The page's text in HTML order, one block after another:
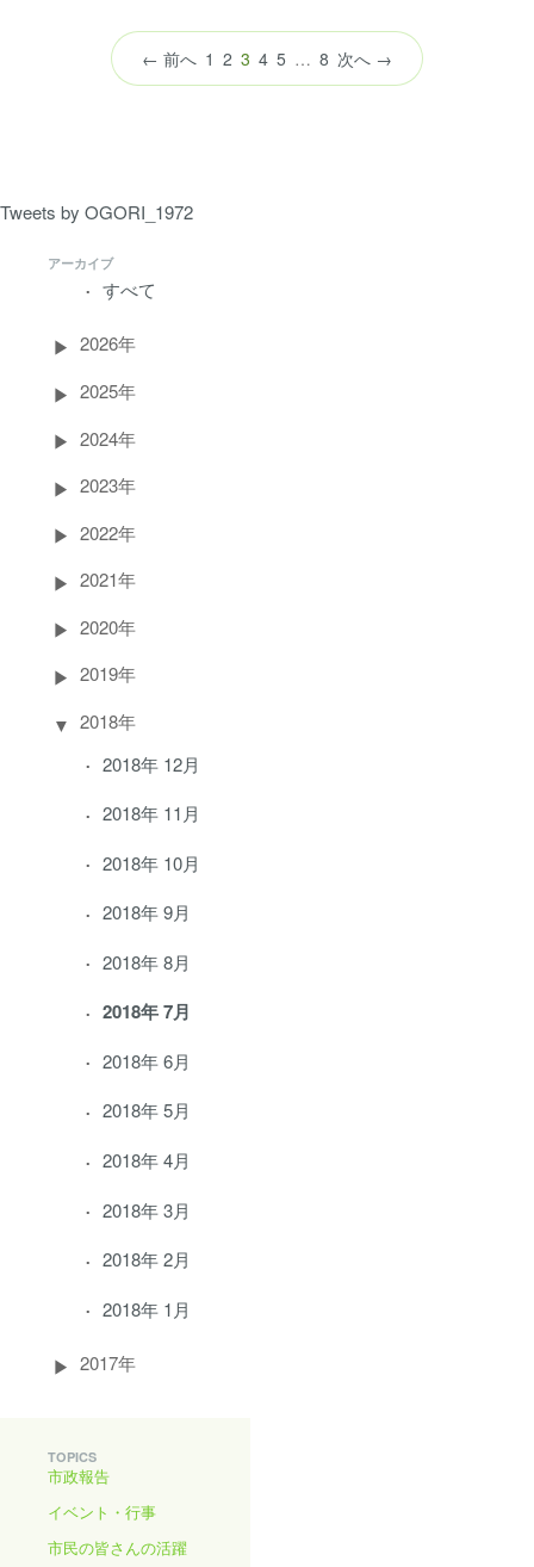
Tweets by OGORI_1972
アーカイブ
すべて
2026年
2025年
2024年
2023年
2022年
2021年
2020年
2019年
2018年
2018年 12月
2018年 11月
2018年 10月
2018年 9月
2018年 8月
2018年 7月
2018年 6月
2018年 5月
2018年 4月
2018年 3月
2018年 2月
2018年 1月
2017年
TOPICS
市政報告
イベント・行事
市民の皆さんの活躍
← 前へ 1 2 3 （こ
の
4 5 … 8 次へ →